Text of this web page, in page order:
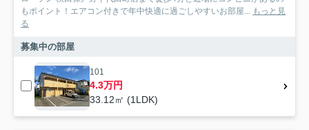
もポイント！エアコン付きで年中快適に過ごしやすいお部屋...
もっと見
る
募集中の部屋
101
4.3万円
33.12㎡ (1LDK)